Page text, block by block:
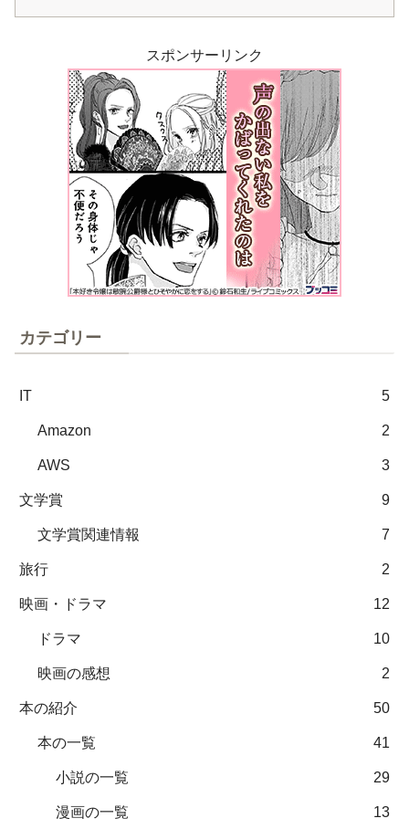
スポンサーリンク
カテゴリー
IT 5
Amazon 2
AWS 3
文学賞 9
文学賞関連情報 7
旅行 2
映画・ドラマ 12
ドラマ 10
映画の感想 2
本の紹介 50
本の一覧 41
小説の一覧 29
漫画の一覧 13